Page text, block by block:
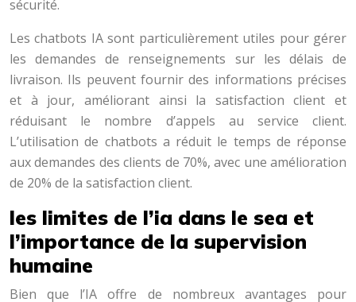
sécurité.
Les chatbots IA sont particulièrement utiles pour gérer
les demandes de renseignements sur les délais de
livraison. Ils peuvent fournir des informations précises
et à jour, améliorant ainsi la satisfaction client et
réduisant le nombre d’appels au service client.
L’utilisation de chatbots a réduit le temps de réponse
aux demandes des clients de 70%, avec une amélioration
de 20% de la satisfaction client.
les limites de l’ia dans le sea et
l’importance de la supervision
humaine
Bien que l’IA offre de nombreux avantages pour